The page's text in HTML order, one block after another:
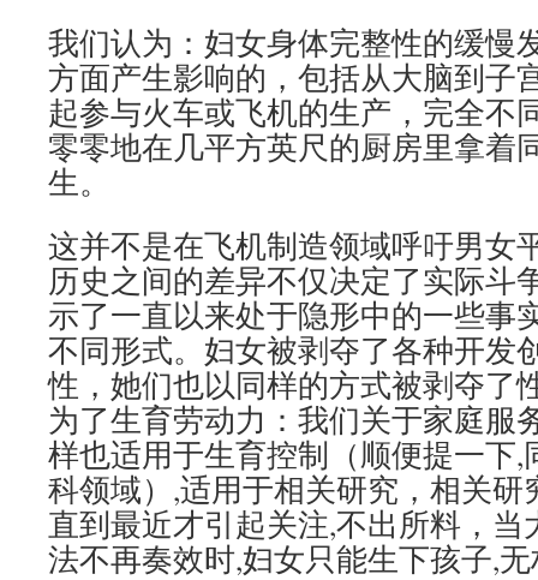
我们认为：妇女身体完整性的缓慢
方面产生影响的，包括从大脑到子
起参与火车或飞机的生产，完全不
零零地在几平方英尺的厨房里拿着
生。
这并不是在飞机制造领域呼吁男女
历史之间的差异不仅决定了实际斗
示了一直以来处于隐形中的一些事
不同形式。妇女被剥夺了各种开发
性，她们也以同样的方式被剥夺了
为了生育劳动力：我们关于家庭服
样也适用于生育控制（顺便提一下
科领域）,适用于相关研究，相关
直到最近才引起关注,不出所料，
法不再奏效时,妇女只能生下孩子,